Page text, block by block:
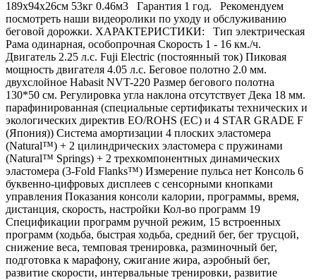
189х94х26см 53кг 0.46м3 Гарантия 1 год. Рекомендуем
посмотреть наши видеоролики по уходу и обслуживанию
беговой дорожки. ХАРАКТЕРИСТИКИ: Тип электрическая
Рама одинарная, особопрочная Скорость 1 - 16 км./ч.
Двигатель 2.25 л.с. Fuji Electric (постоянный ток) Пиковая
мощность двигателя 4.05 л.с. Беговое полотно 2.0 мм.
двухслойное Habasit NVT-220 Размер бегового полотна
130*50 см. Регулировка угла наклона отсутствует Дека 18 мм.
парафинированная (специальные сертификаты технических и
экологических директив EO/ROHS (ЕС) и 4 STAR GRADE F
(Япония)) Система амортизации 4 плоских эластомера
(Natural™) + 2 цилиндрических эластомера с пружинами
(Natural™ Springs) + 2 трехкомпонентных динамических
эластомера (3-Fold Flanks™) Измерение пульса нет Консоль 6
буквенно-цифровых дисплеев с сенсорными кнопками
управления Показания консоли калории, программы, время,
дистанция, скорость, настройки Кол-во программ 19
Спецификации программ ручной режим, 15 встроенных
программ (ходьба, быстрая ходьба, средний бег, бег трусцой,
снижение веса, темповая тренировка, разминочный бег,
подготовка к марафону, сжигание жира, аэробный бег,
развитие скорости, интервальные тренировки, развитие